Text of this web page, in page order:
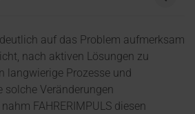
auf das Problem aufmerksam
nach aktiven Lösungen zu
langwierige Prozesse und
solche Veränderungen
FAHRERIMPULS diesen